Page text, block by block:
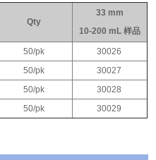
Qty
33 mm
10-200 mL 样品
50/pk
30026
50/pk 30027
50/pk
30028
50/pk 30029